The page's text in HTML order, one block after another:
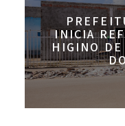
INICIA
HIGINO DE